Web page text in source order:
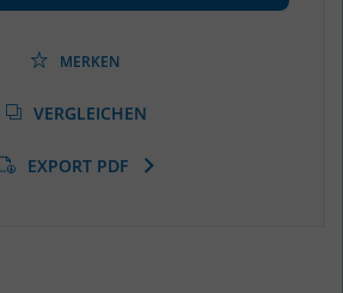
(Stand: 01/2020)
MERKEN
VERGLEICHEN
EXPORT PDF